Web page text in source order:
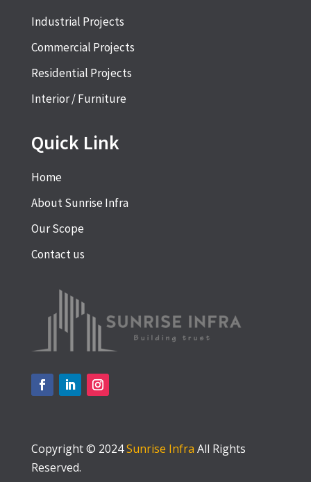
Industrial Projects
Commercial Projects
Residential Projects
Interior / Furniture
Quick Link
Home
About Sunrise Infra
Our Scope
Contact us
Copyright © 2024Sunrise Infra All Rights
Reserved.